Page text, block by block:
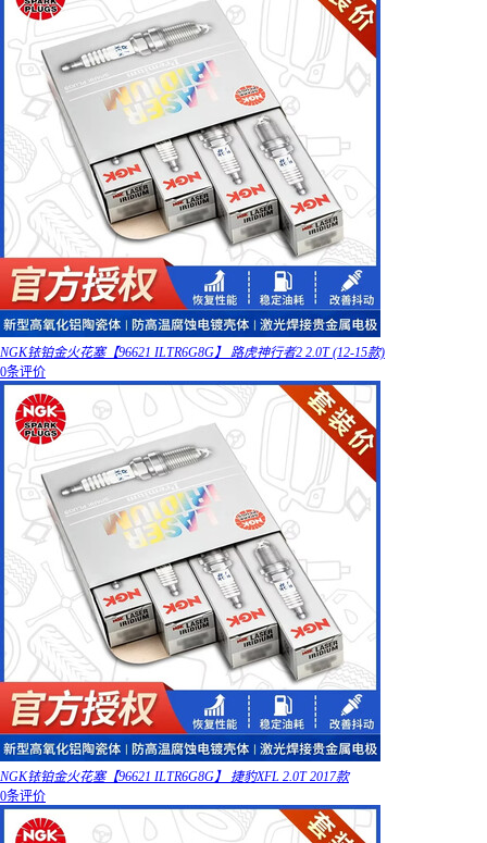
NGK铱铂金火花塞【96621 ILTR6G8G】 路虎神行者2 2.0T (12-15款)
0条评价
NGK铱铂金火花塞【96621 ILTR6G8G】 捷豹XFL 2.0T 2017款
0条评价